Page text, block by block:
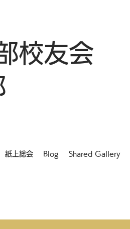
校友会
紙上総会 Blog Shared Gallery